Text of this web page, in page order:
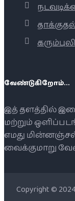
வேண்டுகிறோம்...
இத் தளத்தில்
மற்றும்
எமது மின்னஞ்சல்
வைக்குமாறு
Copyright ©